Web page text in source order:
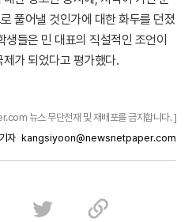
풀어낼 것인가에 대한 화두를 던졌
들은 민 대표의 직설적인 조언이
가 되었다고 평가했다.
뉴스 무단전재 및 재배포를 금지합니다. ]
자 kangsiyoon@newsnetpaper.com